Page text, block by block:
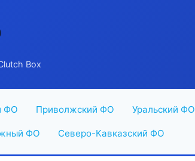
Box
ФО Приволжский ФО Уральский ФО
ФО Северо-Кавказский ФО